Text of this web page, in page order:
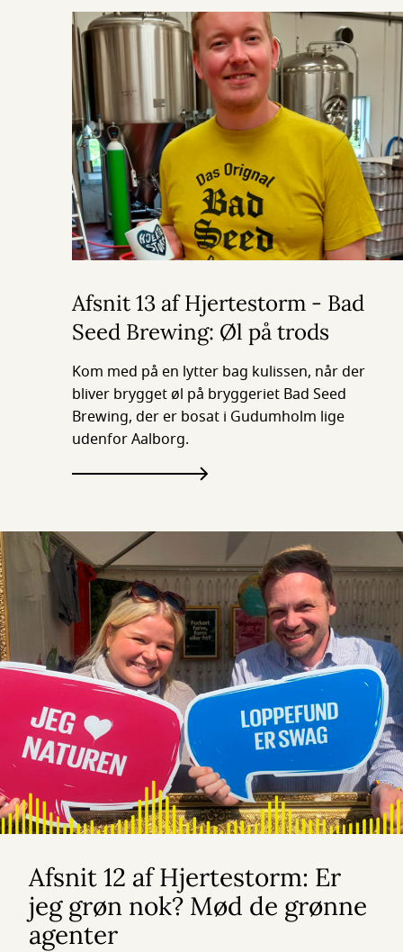
Afsnit 13 af Hjertestorm - Bad
Seed Brewing: Øl på trods
Kom med på en lytter bag kulissen, når der
bliver brygget øl på bryggeriet Bad Seed
Brewing, der er bosat i Gudumholm lige
udenfor Aalborg.
Afsnit 12 af Hjertestorm: Er
jeg grøn nok? Mød de grønne
agenter